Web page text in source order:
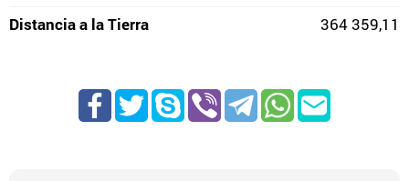
Distancia a la Tierra
364 359,11